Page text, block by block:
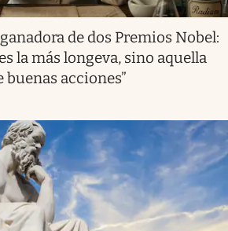
de dos Premios Nobel:
la más longeva, sino aquella
buenas acciones”